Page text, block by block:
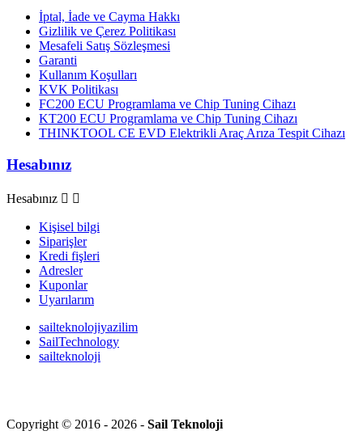
İptal, İade ve Cayma Hakkı
Gizlilik ve Çerez Politikası
Mesafeli Satış Sözleşmesi
Garanti
Kullanım Koşulları
KVK Politikası
FC200 ECU Programlama ve Chip Tuning Cihazı
KT200 ECU Programlama ve Chip Tuning Cihazı
THINKTOOL CE EVD Elektrikli Araç Arıza Tespit Cihazı
Hesabınız
Hesabınız  
Kişisel bilgi
Siparişler
Kredi fişleri
Adresler
Kuponlar
Uyarılarım
sailteknolojiyazilim
SailTechnology
sailteknoloji
Copyright © 2016 - 2026 - Sail Teknoloji